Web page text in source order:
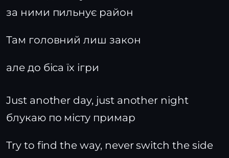
за ними пильнує район
Там головний лиш закон
але до біса їх ігри
Just another day, just another night
блукаю по місту примар
Try to find the way, never switch the side